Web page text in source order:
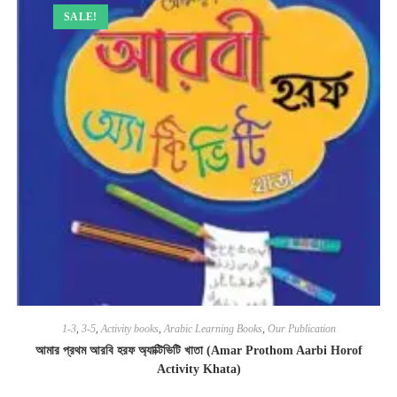
SALE!
1-3, 3-5,Activity books,Arabic Learning Books, Our Publication
আমার প্রথম আরবি হরফ অ্যাক্টিভিটি খাতা (Amar Prothom Aarbi Horof
Activity Khata)